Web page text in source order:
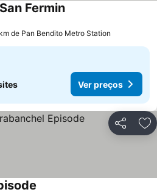
FerminVer preços
de Pan Bendito Metro Station
Ver preços
Partilhar